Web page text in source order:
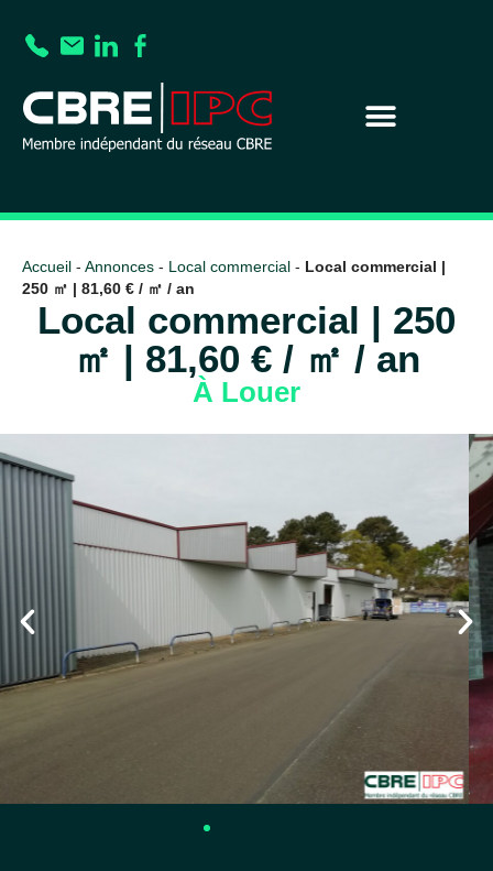
Accueil - Annonces - Local commercial - Local commercial |
250 ㎡ | 81,60 € / ㎡ / an
Local commercial | 250
㎡ | 81,60 € / ㎡ / an
À Louer